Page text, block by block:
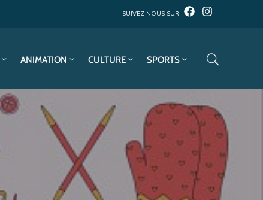
SUIVEZ NOUS SUR
ANIMATION CULTURE SPORTS